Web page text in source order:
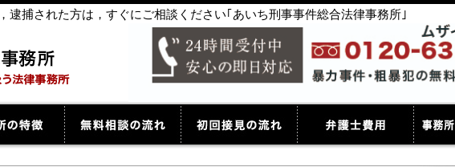
捕された方は，すぐにご相談ください｢あいち刑事事件総合法律事務所｣